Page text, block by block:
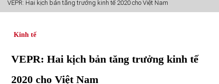
Top 10 mặt hàng Việt Nam nhập khẩu nhiều nhất tháng
15/06/2022
VEPR: Hai kịch bản tăng trưởng kinh tế 2020 cho Việt Nam
Kinh tế
VEPR: Hai kịch bản tăng trưởng kinh tế
2020 cho Việt Nam